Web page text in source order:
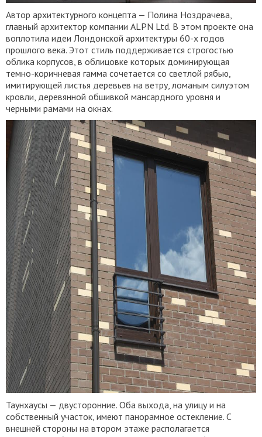
Автор архитектурного концепта — Полина Ноздрачева,
главный архитектор компании ALPN Ltd. В этом проекте она
воплотила идеи Лондонской архитектуры 60-х годов
прошлого века. Этот стиль поддерживается строгостью
облика корпусов, в облицовке которых доминирующая
темно-коричневая гамма сочетается со светлой рябью,
имитирующей листья деревьев на ветру, ломаным силуэтом
кровли, деревянной обшивкой мансардного уровня и
черными рамами на окнах.
Таунхаусы — двусторонние. Оба выхода, на улицу и на
собственный участок, имеют панорамное остекление. С
внешней стороны на втором этаже располагается